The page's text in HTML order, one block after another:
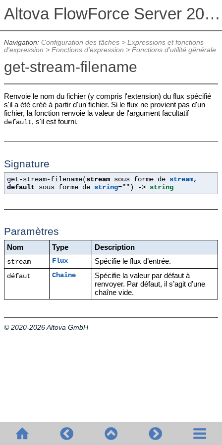
Altova FlowForce Server 2026 Advanced Edition
Navigation: Configuration des tâches> Expressions et fonctions
d'expression > Fonctions d'expression > Fonctions d’utilité générale
get-stream-filename
Renvoie le nom du fichier (y compris l'extension) du flux spécifié
s'il a été créé à partir d'un fichier. Si le flux ne provient pas d'un
fichier, la fonction renvoie la valeur de l'argument facultatif
default, s'il est fourni.
Signature
get-stream-filename( stream sous forme de stream,
default sous forme de string="" ) -> string
Paramètres
Nom Type Description
stream Flux Spécifie le flux d’entrée.
défaut Chaîne
Spécifie la valeur par défaut à
renvoyer. Par défaut, il s’agit d’une
chaîne vide.
© 2020-2026 Altova GmbH